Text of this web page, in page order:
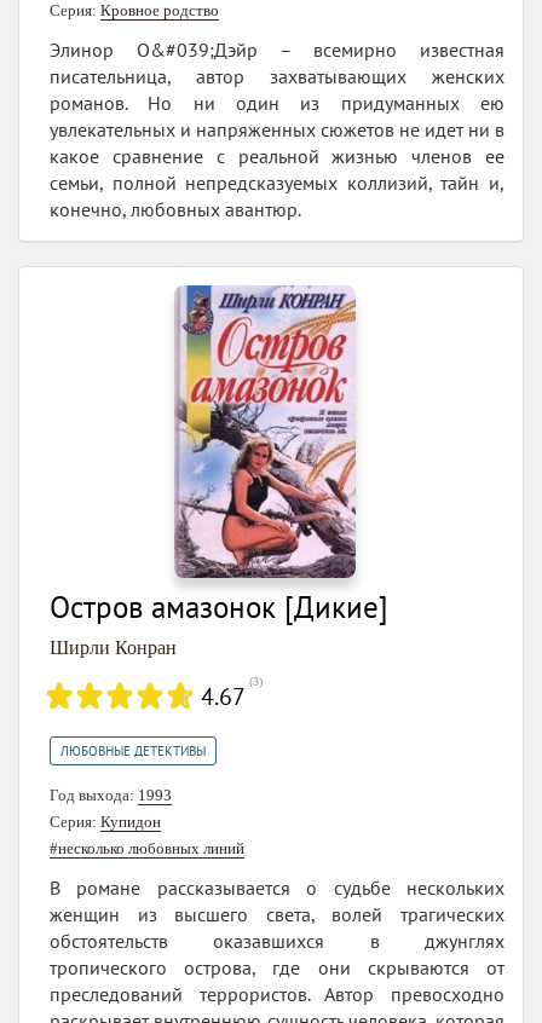
Серия: Кровное родство
Элинор О&#039;Дэйр – всемирно известная
писательница, автор захватывающих женских
романов. Но ни один из придуманных ею
увлекательных и напряженных сюжетов не идет ни в
какое сравнение с реальной жизнью членов ее
семьи, полной непредсказуемых коллизий, тайн и,
конечно, любовных авантюр.
Остров амазонок [Дикие]
Ширли Конран
4.67 (3)
ЛЮБОВНЫЕ ДЕТЕКТИВЫ
Год выхода: 1993
Серия: Купидон
#несколько любовных линий
В романе рассказывается о судьбе нескольких
женщин из высшего света, волей трагических
обстоятельств оказавшихся в джунглях
тропического острова, где они скрываются от
преследований террористов. Автор превосходно